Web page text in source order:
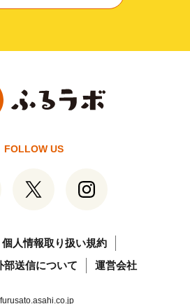
FOLLOW US
個人情報取り扱い規約
部送信について
運営会社